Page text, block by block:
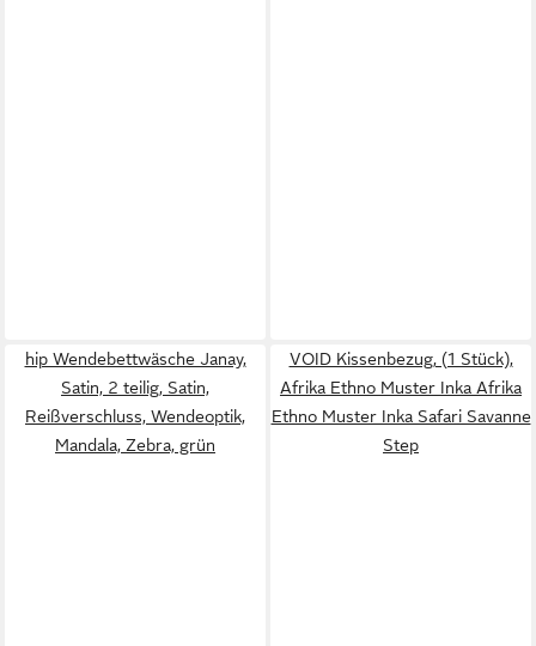
hip Wendebettwäsche Janay,
Satin, 2 teilig, Satin,
Reißverschluss, Wendeoptik,
Mandala, Zebra, grün
VOID Kissenbezug, (1 Stück),
Afrika Ethno Muster Inka Afrika
Ethno Muster Inka Safari Savanne
Step